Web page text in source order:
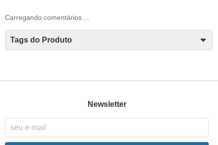
Carregando comentários ...
Tags do Produto
Newsletter